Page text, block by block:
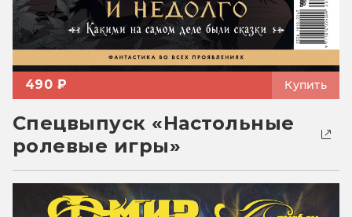
490 ₽ Купить
Спецвыпуск «Настольные
ролевые игры»